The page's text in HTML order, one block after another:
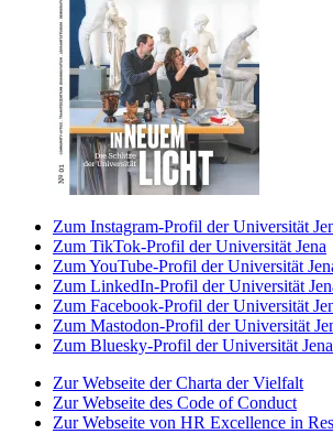
Zum Instagram-Profil der Universität
Zum TikTok-Profil der Universität Jena
Zum YouTube-Profil der Universität
Zum LinkedIn-Profil der Universität
Zum Facebook-Profil der Universität
Zum Mastodon-Profil der Universität
Zum Bluesky-Profil der Universität Jena
Zur Webseite der Charta der Vielfalt
Zur Webseite des Code of Conduct
Zur Webseite von HR Excellence in